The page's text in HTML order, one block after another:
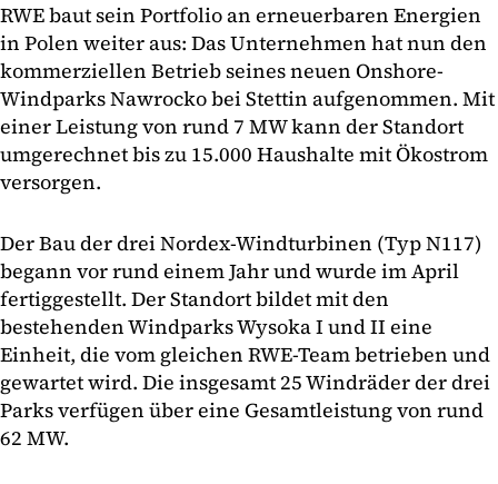
RWE baut sein Portfolio an erneuerbaren Energien
in Polen weiter aus: Das Unternehmen hat nun den
kommerziellen Betrieb seines neuen Onshore-
Windparks Nawrocko bei Stettin aufgenommen. Mit
einer Leistung von rund 7 MW kann der Standort
umgerechnet bis zu 15.000 Haushalte mit Ökostrom
versorgen.
Der Bau der drei Nordex-Windturbinen (Typ N117)
begann vor rund einem Jahr und wurde im April
fertiggestellt. Der Standort bildet mit den
bestehenden Windparks Wysoka I und II eine
Einheit, die vom gleichen RWE-Team betrieben und
gewartet wird. Die insgesamt 25 Windräder der drei
Parks verfügen über eine Gesamtleistung von rund
62 MW.